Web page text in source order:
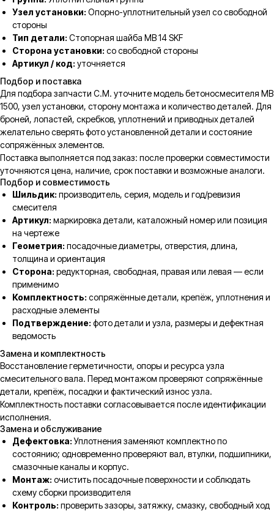
Узел установки: Опорно-уплотнительный узел со свободной
стороны
Тип детали: Стопорная шайба MB 14 SKF
Сторона установки: со свободной стороны
Артикул / код: уточняется
Подбор и поставка
Для подбора запчасти C.M. уточните модель бетоносмесителя MB
1500, узел установки, сторону монтажа и количество деталей. Для
броней, лопастей, скребков, уплотнений и приводных деталей
желательно сверять фото установленной детали и состояние
сопряжённых элементов.
Поставка выполняется под заказ: после проверки совместимости
уточняются цена, наличие, срок поставки и возможные аналоги.
Подбор и совместимость
Шильдик: производитель, серия, модель и год/ревизия
смесителя
Артикул: маркировка детали, каталожный номер или позиция
на чертеже
Геометрия: посадочные диаметры, отверстия, длина,
толщина и ориентация
Сторона: редукторная, свободная, правая или левая — если
применимо
Комплектность: сопряжённые детали, крепёж, уплотнения и
расходные элементы
Подтверждение: фото детали и узла, размеры и дефектная
ведомость
Замена и комплектность
Восстановление герметичности, опоры и ресурса узла
смесительного вала. Перед монтажом проверяют сопряжённые
детали, крепёж, посадки и фактический износ узла.
Комплектность поставки согласовывается после идентификации
исполнения.
Замена и обслуживание
Дефектовка:Уплотнения заменяют комплектно по
состоянию; одновременно проверяют вал, втулки, подшипники,
смазочные каналы и корпус.
Монтаж: очистить посадочные поверхности и соблюдать
схему сборки производителя
Контроль: проверить зазоры, затяжку, смазку, свободный ход